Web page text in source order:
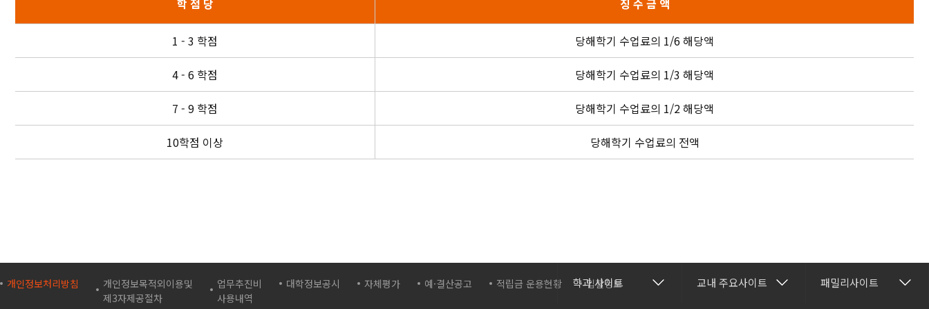
학 점 당 징 수 금 액
1 - 3 학점 당해학기 수업료의 1/6 해당액
4 - 6 학점 당해학기 수업료의 1/3 해당액
7 - 9 학점 당해학기 수업료의 1/2 해당액
10학점 이상 당해학기 수업료의 전액
개인정보처리방침
개인정보목적외이용및
제3자제공절차
업무추진비
사용내역
대학정보공시 자체평가 예·결산공고 적립금 운용현황 입찰정보
학과 사이트
간호학과
교내 주요사이트
건강관리센터
패밀리사이트
재능교육